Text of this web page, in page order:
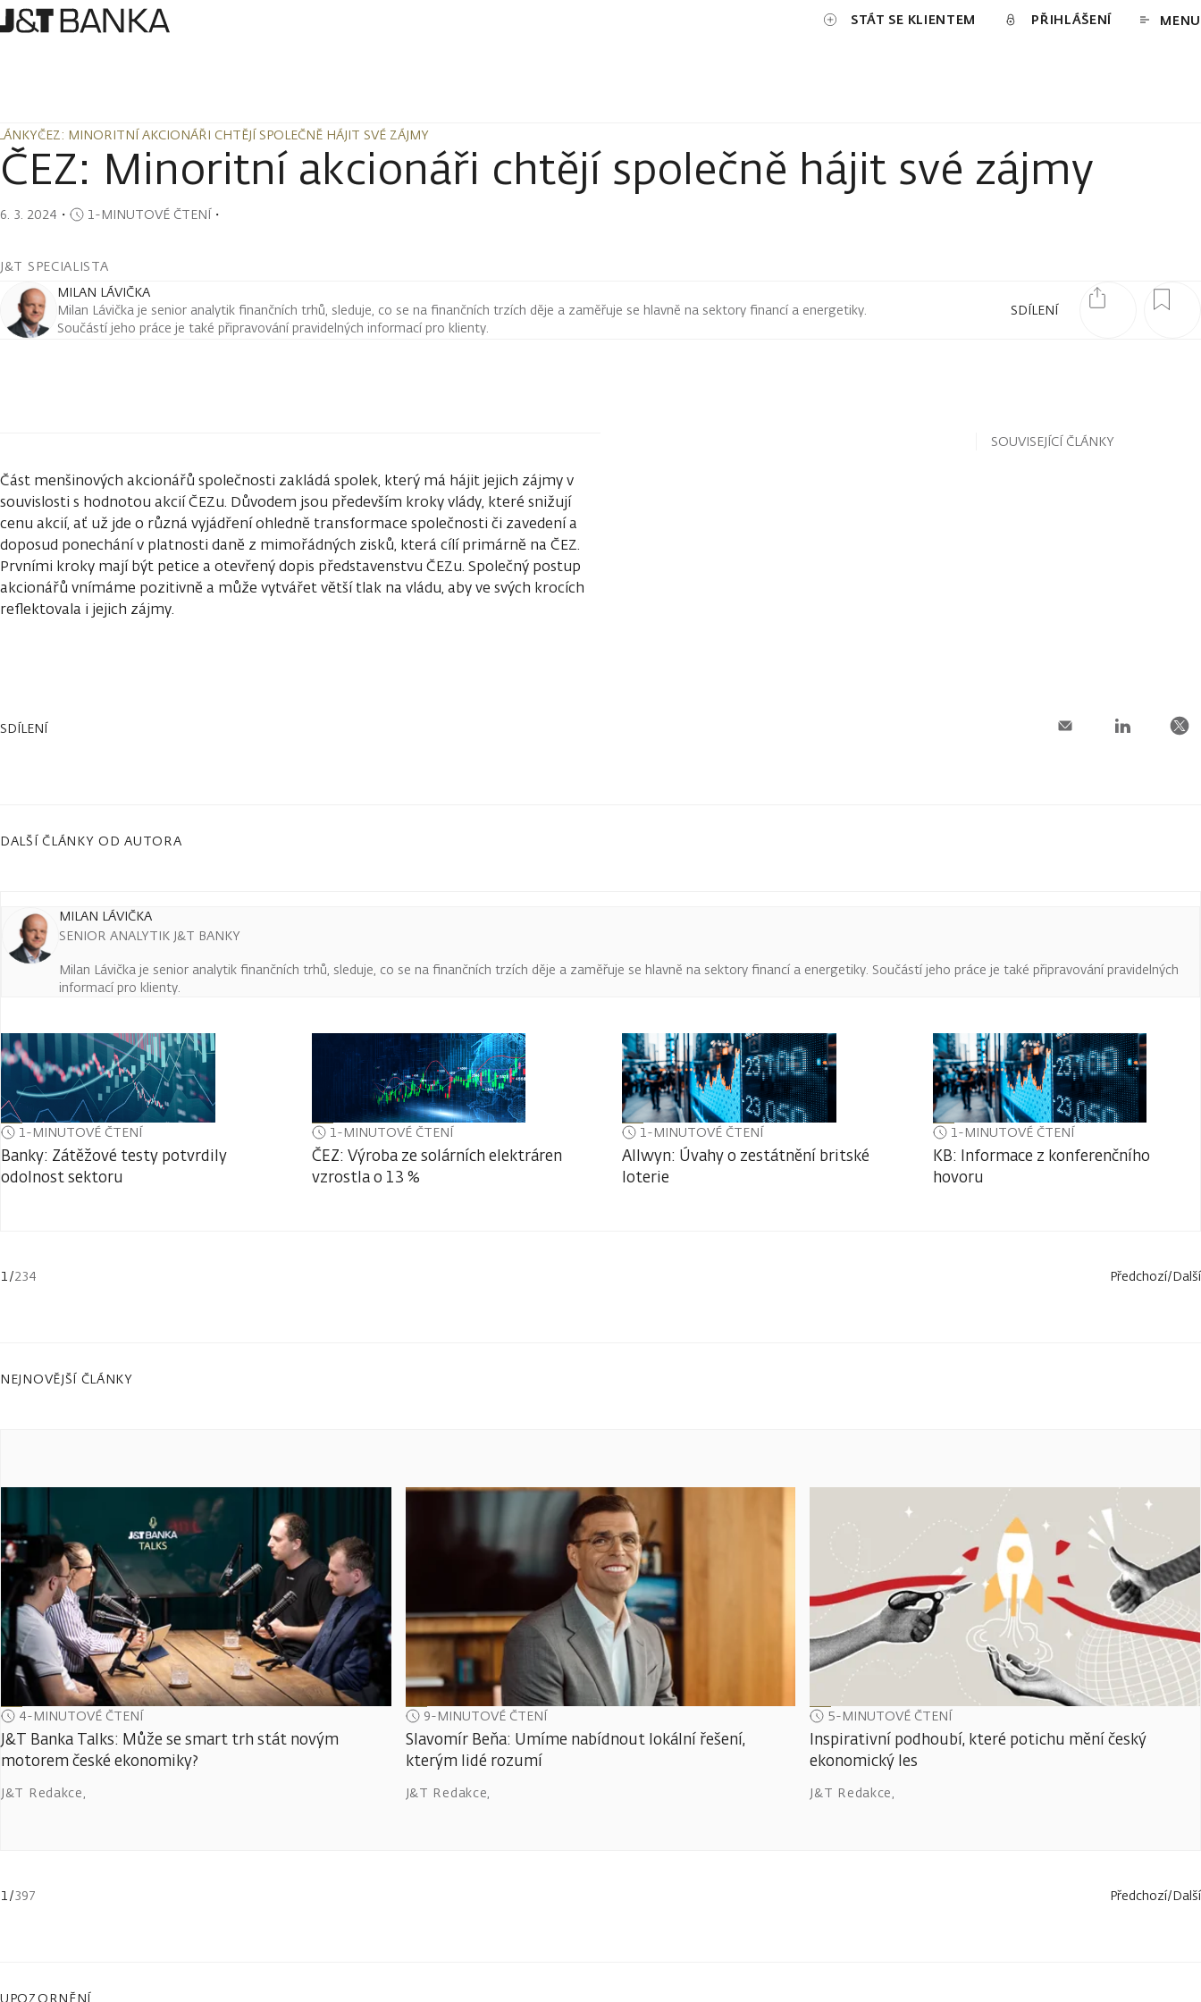
STÁT SE KLIENTEM PŘIHLÁŠENÍ MENU
ČEZ: MINORITNÍ AKCIONÁŘI CHTĚJÍ SPOLEČNĚ HÁJIT SVÉ ZÁJMY
ČEZ: MINORITNÍ AKCIONÁŘI CHTĚJÍ SPOLEČNĚ HÁJIT SVÉ ZÁJMY
ČEZ: Minoritní akcionáři chtějí společně hájit své zájmy
6. 3. 2024 ・ 1-MINUTOVÉ ČTENÍ・
J&T SPECIALISTA
SDÍLENÍ
MILAN LÁVIČKA
Milan Lávička je senior analytik finančních trhů, sleduje, co se na finančních trzích děje a zaměřuje se hlavně na sektory financí a energetiky.
Součástí jeho práce je také připravování pravidelných informací pro klienty.
Část menšinových akcionářů společnosti zakládá spolek, který má hájit jejich zájmy v
souvislosti s hodnotou akcií ČEZu. Důvodem jsou především kroky vlády, které snižují
cenu akcií, ať už jde o různá vyjádření ohledně transformace společnosti či zavedení a
doposud ponechání v platnosti daně z mimořádných zisků, která cílí primárně na ČEZ.
Prvními kroky mají být petice a otevřený dopis představenstvu ČEZu. Společný postup
akcionářů vnímáme pozitivně a může vytvářet větší tlak na vládu, aby ve svých krocích
reflektovala i jejich zájmy.
SOUVISEJÍCÍ ČLÁNKY
SDÍLENÍ
DALŠÍ ČLÁNKY OD AUTORA
MILAN LÁVIČKA
SENIOR ANALYTIK J&T BANKY
Milan Lávička je senior analytik finančních trhů, sleduje, co se na finančních trzích děje a zaměřuje se hlavně na sektory financí a energetiky. Součástí jeho práce je také připravování pravidelných
informací pro klienty.
1-MINUTOVÉ ČTENÍ
Banky: Zátěžové testy potvrdily
odolnost sektoru
1-MINUTOVÉ ČTENÍ
ČEZ: Výroba ze solárních elektráren
vzrostla o 13 %
1-MINUTOVÉ ČTENÍ
Allwyn: Úvahy o zestátnění britské
loterie
1-MINUTOVÉ ČTENÍ
KB: Informace z konferenčního
hovoru
1 /234 Předchozí/Další
NEJNOVĚJŠÍ ČLÁNKY
4-MINUTOVÉ ČTENÍ
J&T Banka Talks: Může se smart trh stát novým
motorem české ekonomiky?
J&T Redakce,
9-MINUTOVÉ ČTENÍ
Slavomír Beňa: Umíme nabídnout lokální řešení,
kterým lidé rozumí
J&T Redakce,
5-MINUTOVÉ ČTENÍ
Inspirativní podhoubí, které potichu mění český
ekonomický les
J&T Redakce,
1/397 Předchozí/Další
UPOZORNĚNÍ